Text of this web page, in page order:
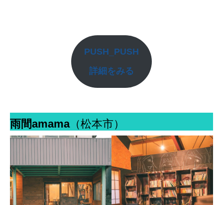
PUSH_PUSH
詳細をみる
雨間amama（松本市）